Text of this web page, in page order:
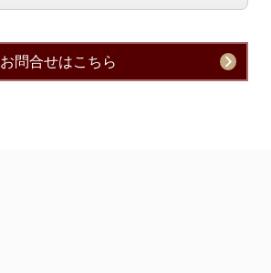
お問合せはこちら